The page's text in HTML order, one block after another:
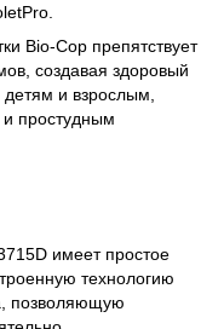
Bio-Cop препятствует
создавая здоровый
и взрослым,
простудным
имеет простое
технологию
позволяющую